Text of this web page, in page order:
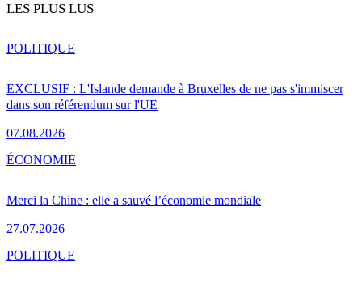
LES PLUS LUS
EXCLUSIF : L'Islande demande à Bruxelles de ne pas s'immiscer
dans son référendum sur l'UE
07.08.2026
POLITIQUE
Merci la Chine : elle a sauvé l’économie mondiale
27.07.2026
ÉCONOMIE
POLITIQUE